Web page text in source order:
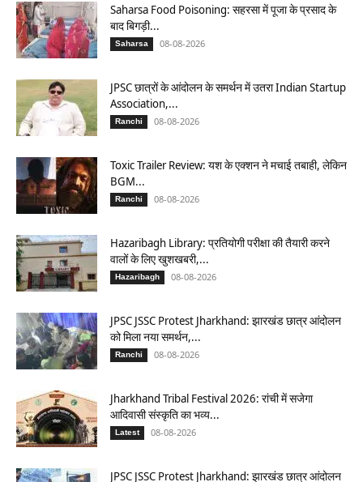
Saharsa Food Poisoning: सहरसा में पूजा के प्रसाद के
बाद बिगड़ी...
Saharsa 08-08-2026
JPSC छात्रों के आंदोलन के समर्थन में उतरा Indian Startup
Association,...
Ranchi 08-08-2026
Toxic Trailer Review: यश के एक्शन ने मचाई तबाही, लेकिन
BGM...
Ranchi 08-08-2026
Hazaribagh Library: प्रतियोगी परीक्षा की तैयारी करने
वालों के लिए खुशखबरी,...
Hazaribagh 08-08-2026
JPSC JSSC Protest Jharkhand: झारखंड छात्र आंदोलन
को मिला नया समर्थन,...
Ranchi 08-08-2026
Jharkhand Tribal Festival 2026: रांची में सजेगा
आदिवासी संस्कृति का भव्य...
Latest 08-08-2026
JPSC JSSC Protest Jharkhand: झारखंड छात्र आंदोलन